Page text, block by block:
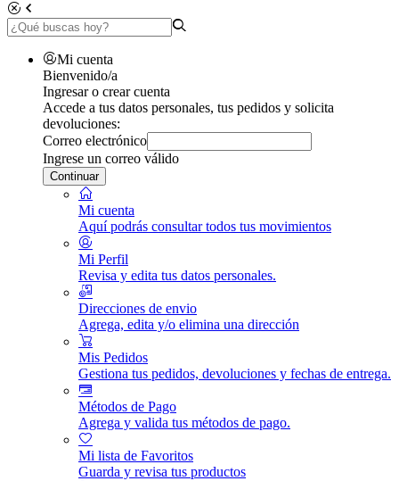
Mi cuenta
Bienvenido/a
Ingresar o crear cuenta
Accede a tus datos personales, tus pedidos y solicita
devoluciones:
Correo electrónico
Ingrese un correo válido
Continuar
Mi cuenta
Aquí podrás consultar todos tus movimientos
Mi Perfil
Revisa y edita tus datos personales.
Direcciones de envio
Agrega, edita y/o elimina una dirección
Mis Pedidos
Gestiona tus pedidos, devoluciones y fechas de entrega.
Métodos de Pago
Agrega y valida tus métodos de pago.
Mi lista de Favoritos
Guarda y revisa tus productos